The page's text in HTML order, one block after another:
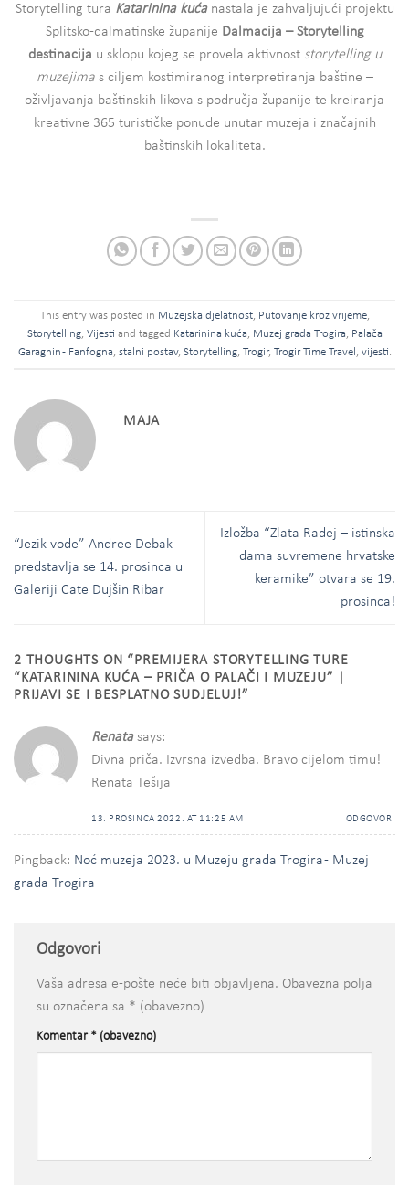
Storytelling tura Katarinina kućanastala je zahvaljujući projektu
Splitsko-dalmatinske županije Dalmacija – Storytelling
destinacija u sklopu kojeg se provela aktivnoststorytelling u
muzejimas ciljem kostimiranog interpretiranja baštine –
oživljavanja baštinskih likova s područja županije te kreiranja
kreativne 365 turističke ponude unutar muzeja i značajnih
baštinskih lokaliteta.
This entry was posted in Muzejska djelatnost, Putovanje kroz vrijeme,
Storytelling, Vijesti and tagged Katarinina kuća, Muzej grada Trogira, Palača
Garagnin - Fanfogna, stalni postav, Storytelling, Trogir, Trogir Time Travel , vijesti.
MAJA
“Jezik vode” Andree Debak
predstavlja se 14. prosinca u
Galeriji Cate Dujšin Ribar
Izložba “Zlata Radej – istinska
dama suvremene hrvatske
keramike” otvara se 19.
prosinca!
2 THOUGHTS ON “ PREMIJERA STORYTELLING TURE
“KATARININA KUĆA – PRIČA O PALAČI I MUZEJU” |
PRIJAVI SE I BESPLATNO SUDJELUJ!”
Renata says:
Divna priča. Izvrsna izvedba. Bravo cijelom timu!
Renata Tešija
13. PROSINCA 2022. AT 11:25 AM ODGOVORI
Pingback: Noć muzeja 2023. u Muzeju grada Trogira - Muzej
grada Trogira
Odgovori
Vaša adresa e-pošte neće biti objavljena. Obavezna polja
su označena sa * (obavezno)
Komentar * (obavezno)